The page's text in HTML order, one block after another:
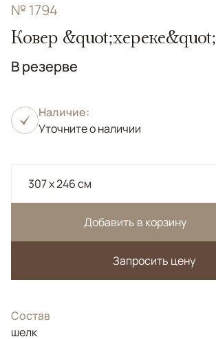
№ 1794
Ковер &quot;хереке&quot;
В резерве
Наличие:
Уточните о наличии
307 x 246 см
Добавить в корзину
Запросить цену
Состав
шелк